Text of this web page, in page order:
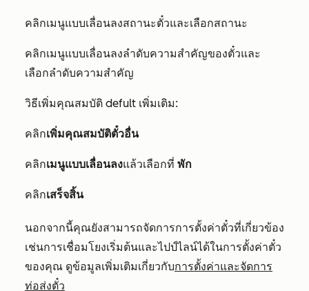
คลิกเมนูแบบเลื่อนลงสถานะตั๋วและเลือกสถานะ
คลิกเมนูแบบเลื่อนลงลำดับความสำคัญของตั๋วและ
เลือกลำดับความสำคัญ
วิธีเพิ่มคุณสมบัติ defult เพิ่มเติม:
คลิกเพิ่มคุณสมบัติตั๋วอื่น
คลิกเมนูแบบเลื่อนลงแล้วเลือกที่ พัก
คลิกเสร็จสิ้น
นอกจากนี้คุณยังสามารถจัดการการตั้งค่าตั๋วที่เกี่ยวข้อง
เช่นการเชื่อมโยงเริ่มต้นและไปป์ไลน์ได้ในการตั้งค่าตั๋ว
ของคุณ ดูข้อมูลเพิ่มเติมเกี่ยวกับการตั้งค่าและจัดการ
ท่อส่งตั๋ว